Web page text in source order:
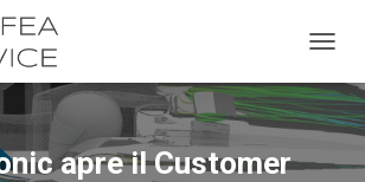
apre il Customer